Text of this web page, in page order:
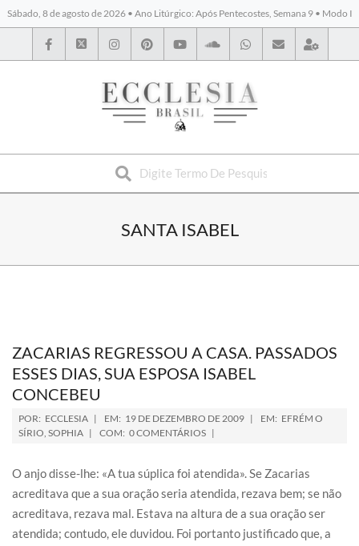
Sábado, 8 de agosto de 2026 • Ano Litúrgico: Após Pentecostes, Semana 9 • Modo I
BYBLOS
SANTA ISABEL
ZACARIAS REGRESSOU A CASA. PASSADOS
ESSES DIAS, SUA ESPOSA ISABEL
CONCEBEU
POR: ECCLESIA EM: 19 DE DEZEMBRO DE 2009 EM: EFRÉM O
SÍRIO, SOPHIA COM: 0 COMENTÁRIOS
O anjo disse-lhe: «A tua súplica foi atendida». Se Zacarias
acreditava que a sua oração seria atendida, rezava bem; se não
acreditava, rezava mal. Estava na altura de a sua oração ser
atendida; contudo, ele duvidou. Foi portanto justificado que, a